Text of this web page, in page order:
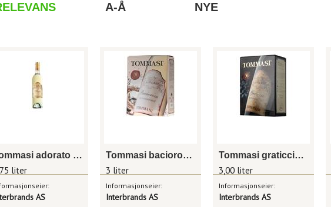
A-Å NYE
Tommasi adorato appassionato
liter
AS
Tommasi baciorosa appassionato rosé
3 liter
Informasjonseier:
Interbrands AS
Tommasi graticcio appassionato
3,00 liter
Informasjonseier:
Interbrands AS